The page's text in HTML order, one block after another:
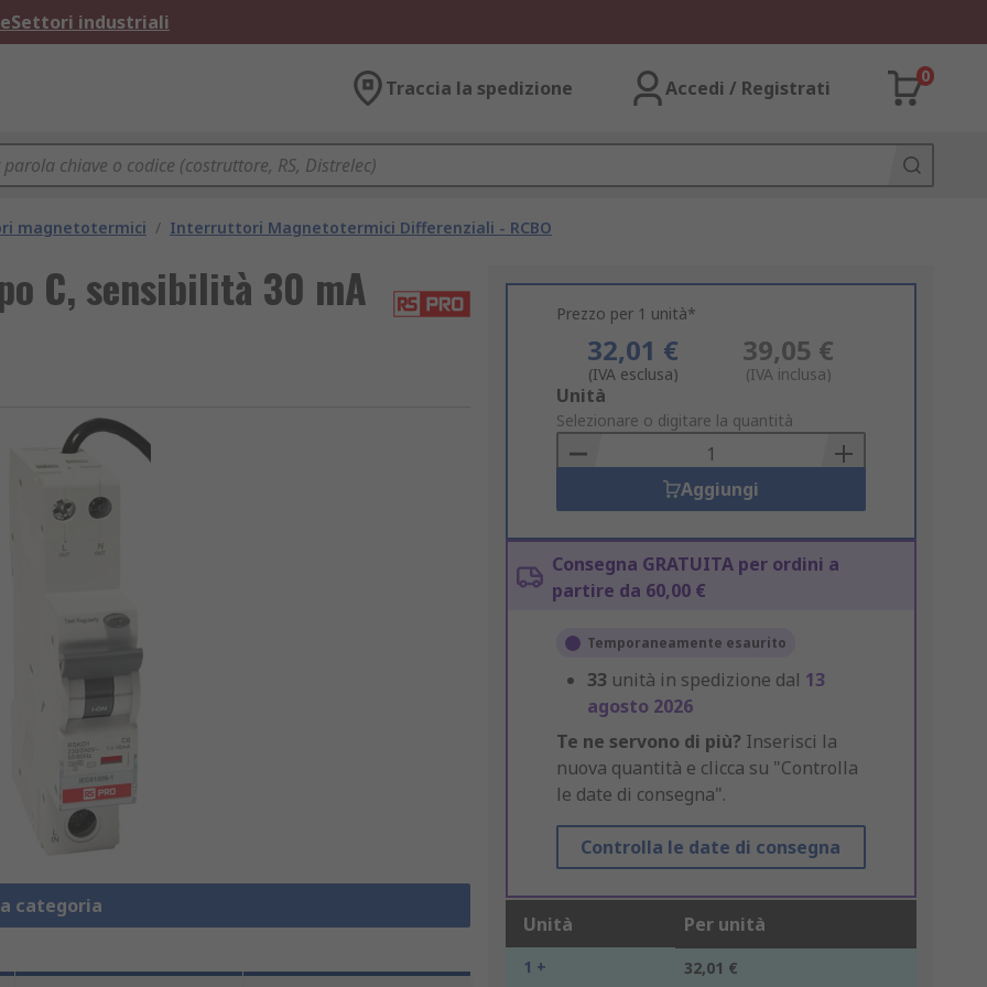
Settori industriali
Traccia la spedizione Accedi / Registrati
0
magnetotermici / Interruttori Magnetotermici Differenziali - RCBO
C, sensibilità 30 mA
categoria
Prezzo per 1 unità*
32,01 €
(IVA esclusa)
39,05 €
(IVA inclusa)
Add
to
Basket
Unità
Selezionare o digitare la quantità
Aggiungi
Consegna GRATUITA per ordini a
partire da 60,00 €
Temporaneamente esaurito
33 unità in spedizione dal 13
agosto 2026
Te ne servono di più? Inserisci la
nuova quantità e clicca su "Controlla
le date di consegna".
Controlla le date di consegna
Unità Per unità
1 + 32,01 €